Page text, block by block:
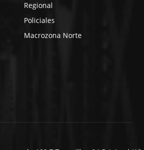
Regional
Policiales
Macrozona Norte